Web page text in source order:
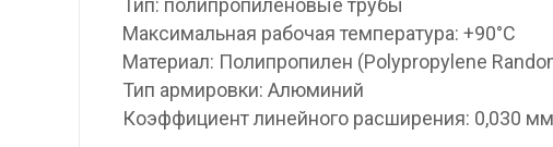
Тип: полипропиленовые трубы
Максимальная рабочая температура: +90°С
Материал: Полипропилен (Polypropylene
Тип армировки: Алюминий
Коэффициент линейного расширения: 0,030